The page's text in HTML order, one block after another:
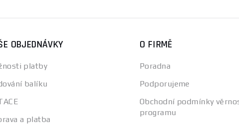
OBJEDNÁVKY
platby
balíku
a platba
O FIRMĚ
Poradna
Podporujeme
Obchodní podmínky
programu